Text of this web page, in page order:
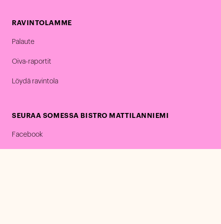
RAVINTOLAMME
Palaute
Oiva-raportit
Löydä ravintola
SEURAA SOMESSA BISTRO MATTILANNIEMI
Facebook